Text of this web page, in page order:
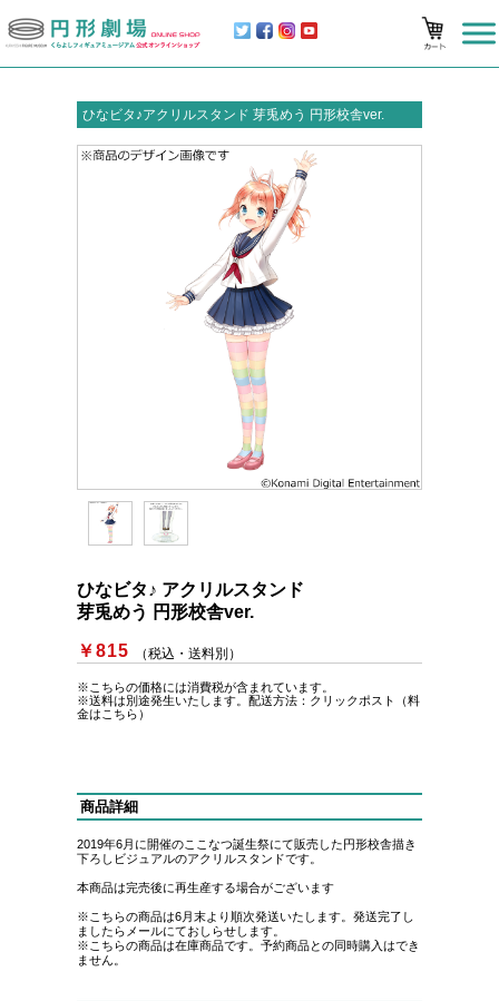
ひなビタ♪アクリルスタンド 芽兎めう 円形校舎ver.
ひなビタ♪ アクリルスタンド
芽兎めう 円形校舎ver.
￥815 （税込・送料別）
※こちらの価格には消費税が含まれています。
※送料は別途発生いたします。 配送方法：クリックポスト（料
金はこちら）
商品詳細
2019年6月に開催のここなつ誕生祭にて販売した円形校舎描き
下ろしビジュアルのアクリルスタンドです。
本商品は完売後に再生産する場合がございます
※こちらの商品は6月末より順次発送いたします。発送完了し
ましたらメールにておしらせします。
※こちらの商品は在庫商品です。予約商品との同時購入はでき
ません。